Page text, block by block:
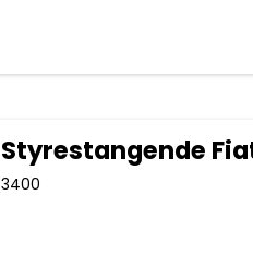
Styrestangende
3400